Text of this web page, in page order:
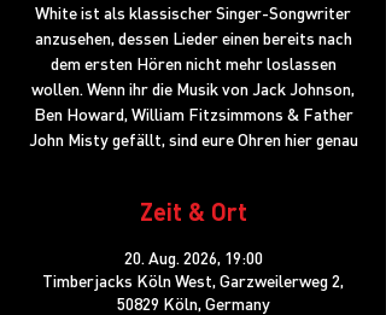
White ist als klassischer Singer-Songwriter
anzusehen, dessen Lieder einen bereits nach
dem ersten Hören nicht mehr loslassen
wollen. Wenn ihr die Musik von Jack Johnson,
Ben Howard, William Fitzsimmons & Father
John Misty gefällt, sind eure Ohren hier genau
Zeit & Ort
20. Aug. 2026, 19:00
Timberjacks Köln West, Garzweilerweg 2,
50829 Köln, Germany